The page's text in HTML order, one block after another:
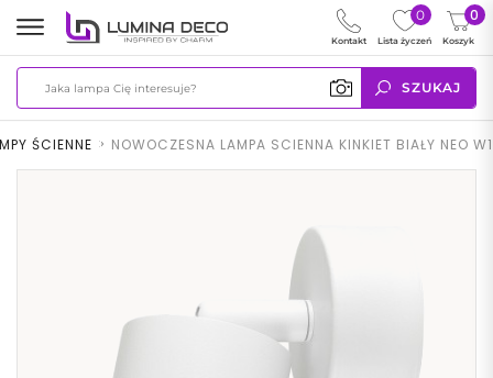
SZUKAJ
0
Koszyk
0
Lista życzeń
Kontakt
ŚCIENNE > NOWOCZESNA LAMPA SCIENNA KINKIET BIAŁY NEO W1